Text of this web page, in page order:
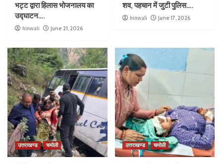
भट्ट द्वारा हिलास भोजनालय का
उद्घाटन….
hinwali June 21, 2026
शव, पहचान में जुटी पुलिस….
hinwali June 17, 2026
उत्तराखण्ड चमोली उत्तराखण्ड चमोली